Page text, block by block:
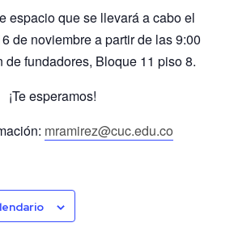
espacio que se llevará a cabo el
de noviembre a partir de las 9:00
de fundadores, Bloque 11 piso 8.
¡Te esperamos!
mramirez@cuc.edu.co